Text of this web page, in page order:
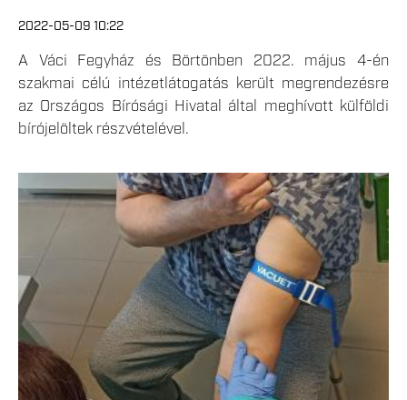
2022-05-09 10:22
A Váci Fegyház és Börtönben 2022. május 4-én
szakmai célú intézetlátogatás került megrendezésre
az Országos Bírósági Hivatal által meghívott külföldi
bírójelöltek részvételével.